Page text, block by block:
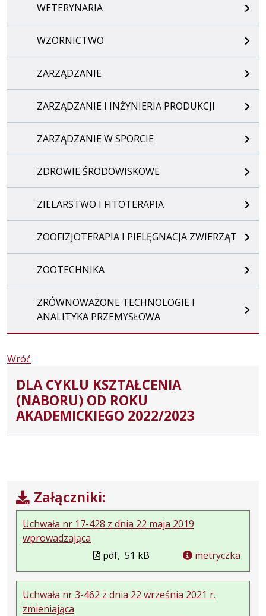
WETERYNARIA
WZORNICTWO
ZARZĄDZANIE
ZARZĄDZANIE I INŻYNIERIA PRODUKCJI
ZARZĄDZANIE W SPORCIE
ZDROWIE ŚRODOWISKOWE
ZIELARSTWO I FITOTERAPIA
ZOOFIZJOTERAPIA I PIELĘGNACJA ZWIERZĄT
ZOOTECHNIKA
ZRÓWNOWAŻONE TECHNOLOGIE I
ANALITYKA PRZEMYSŁOWA
Wróć
DLA CYKLU KSZTAŁCENIA
(NABORU) OD ROKU
AKADEMICKIEGO 2022/2023
Załączniki:
Uchwała nr 17-428 z dnia 22 maja 2019
wprowadzająca
pdf, 51 kB metryczka
Uchwała nr 3-462 z dnia 22 września 2021 r.
zmieniająca